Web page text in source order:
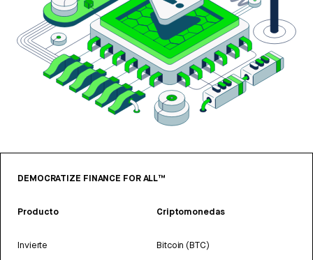
DEMOCRATIZE FINANCE FOR ALL™
Producto
Invierte
Criptomonedas
Bitcoin (BTC)